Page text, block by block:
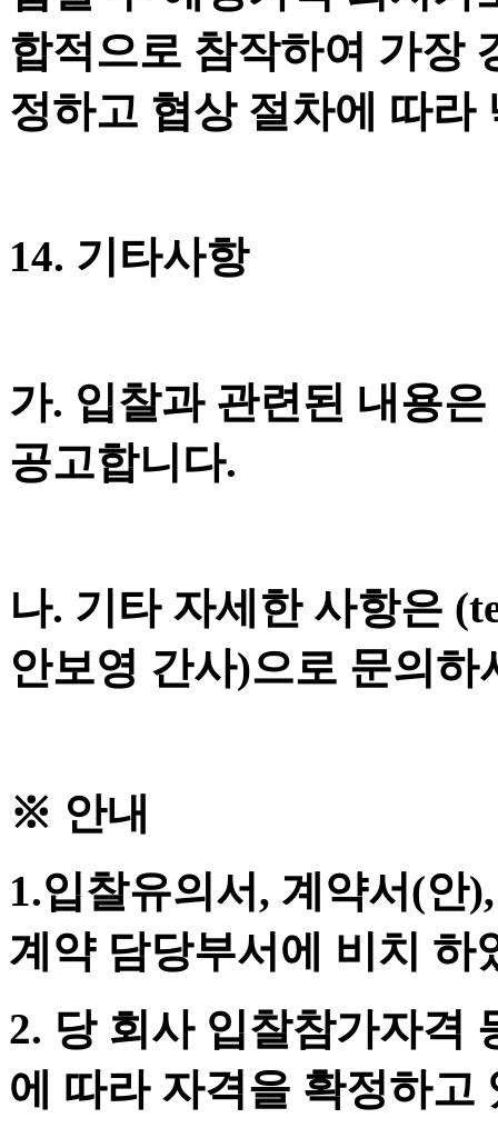
합적으로 참작하여 가장
정하고 협상 절차에 따라
14. 기타사항
가. 입찰과 관련된 내용
공고합니다.
나. 기타 자세한 사항은
안보영 간사)으로 문의하
※ 안내
1.입찰유의서, 계약서(안
계약 담당부서에 비치 하
2. 당 회사 입찰참가자격
에 따라 자격을 확정하고